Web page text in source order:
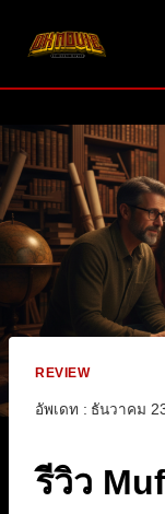
REVIEW
อัพเดท : ธันวาคม
รีวิว